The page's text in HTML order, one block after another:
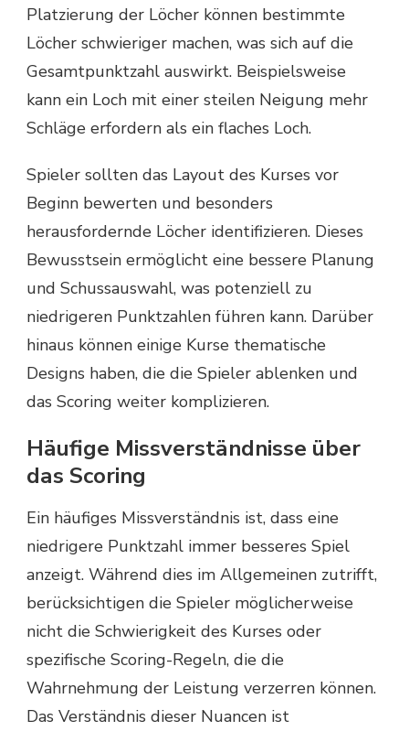
Platzierung der Löcher können bestimmte
Löcher schwieriger machen, was sich auf die
Gesamtpunktzahl auswirkt. Beispielsweise
kann ein Loch mit einer steilen Neigung mehr
Schläge erfordern als ein flaches Loch.
Spieler sollten das Layout des Kurses vor
Beginn bewerten und besonders
herausfordernde Löcher identifizieren. Dieses
Bewusstsein ermöglicht eine bessere Planung
und Schussauswahl, was potenziell zu
niedrigeren Punktzahlen führen kann. Darüber
hinaus können einige Kurse thematische
Designs haben, die die Spieler ablenken und
das Scoring weiter komplizieren.
Häufige Missverständnisse über
das Scoring
Ein häufiges Missverständnis ist, dass eine
niedrigere Punktzahl immer besseres Spiel
anzeigt. Während dies im Allgemeinen zutrifft,
berücksichtigen die Spieler möglicherweise
nicht die Schwierigkeit des Kurses oder
spezifische Scoring-Regeln, die die
Wahrnehmung der Leistung verzerren können.
Das Verständnis dieser Nuancen ist